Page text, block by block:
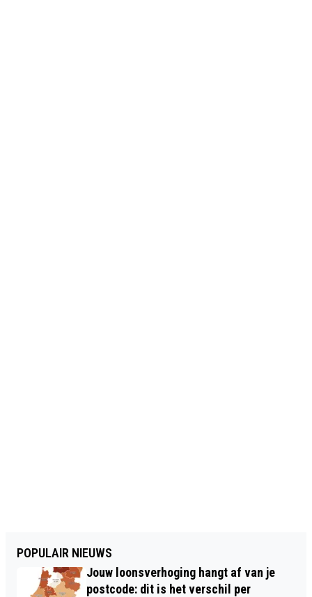
POPULAIR NIEUWS
Jouw loonsverhoging hangt af van je
postcode: dit is het verschil per